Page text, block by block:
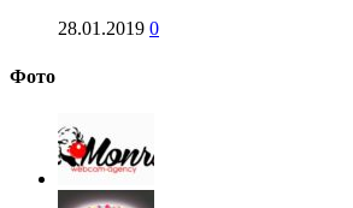
28.01.2019 0
Фото